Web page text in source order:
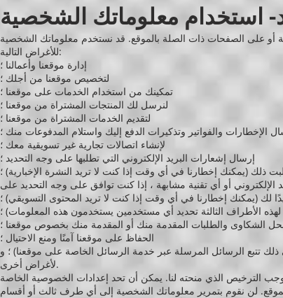
استخدام معلوماتك الشخصية
أو على الصفحات ذات الصلة بالموقع. قد نستخدم معلوماتك الشخصية
للأغراض التالية:
إدارة موقعنا وأعمالنا ؛
لتخصيص موقعنا من أجلك ؛
تمكينك من استخدام الخدمات على موقعنا ؛
لنرسل لك المنتجات المشتراة من موقعنا ؛
لتقديم الخدمات المشتراة من موقعنا ؛
الإخطارات والفواتير وتذكيرات الدفع إليك واستلام المدفوعات منك ؛
لإنشاء اتصالات تجارية غير تسويقية معك ؛
إرسال إشعارات البريد الإلكتروني التي تطلبها على وجه التحديد ؛
ذلك (يمكنك إخطارنا في أي وقت إذا كنت لا تريد النشرة الإخبارية) ؛
أو أي تقنية مشابهة ، إذا كنت توافق على وجه التحديد على
لك (يمكنك إخطارنا في أي وقت إذا كنت لا تريد المحتوى التسويقي) ؛
الأطراف الثالثة تحديد أي مستخدمين يستخدمون هذه المعلومات) ؛
الشكاوى والطلبات المقدمة منك أو المقدمة منك بخصوص موقعنا ؛
الحفاظ على موقعنا آمنًا ومنع الاحتيال ؛
تتبع الرسائل المرسلة عبر خدمة الرسائل الخاصة على موقعنا) ؛ و
لأغراض أخرى.
الترخيص الذي منحته لنا. يمكن أن تحد إعدادات الخصوصية الخاصة
لن نقوم بتمرير معلوماتك الشخصية إلى أي طرف ثالث أو أقسام